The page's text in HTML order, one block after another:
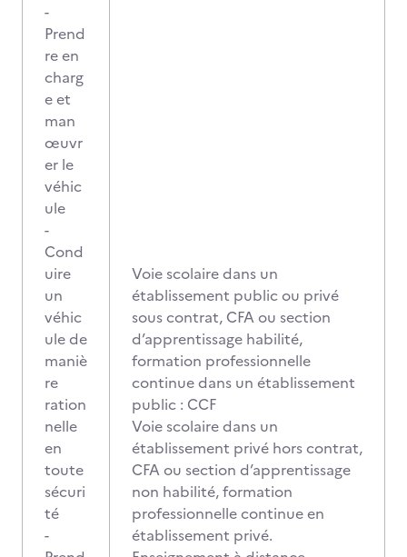
-
Prend
re en
charg
e et
man
œuvr
er le
véhic
ule
-
Cond
uire
un
véhic
ule de
maniè
re
ration
nelle
en
toute
sécuri
té
-
Voie scolaire dans un
établissement public ou privé
sous contrat, CFA ou section
d’apprentissage habilité,
formation professionnelle
continue dans un établissement
public : CCF
Voie scolaire dans un
établissement privé hors contrat,
CFA ou section d’apprentissage
non habilité, formation
professionnelle continue en
établissement privé.